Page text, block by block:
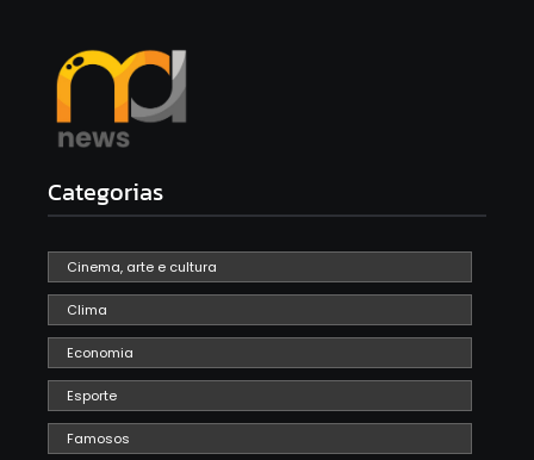
Categorias
Cinema, arte e cultura
Clima
Economia
Esporte
Famosos